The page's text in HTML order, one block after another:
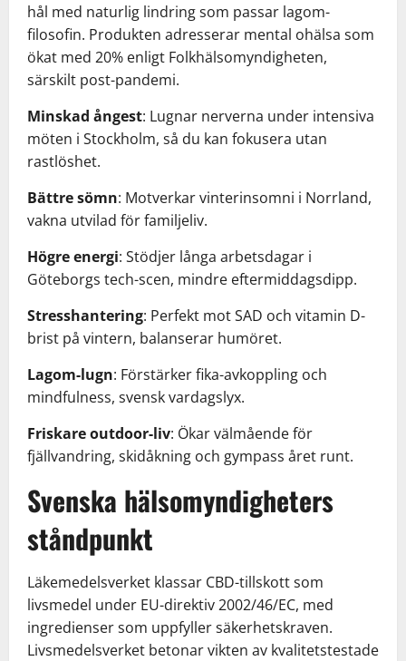
hål med naturlig lindring som passar lagom-
filosofin. Produkten adresserar mental ohälsa som
ökat med 20% enligt Folkhälsomyndigheten,
särskilt post-pandemi.
Minskad ångest: Lugnar nerverna under intensiva
möten i Stockholm, så du kan fokusera utan
rastlöshet.
Bättre sömn: Motverkar vinterinsomni i Norrland,
vakna utvilad för familjeliv.
Högre energi: Stödjer långa arbetsdagar i
Göteborgs tech-scen, mindre eftermiddagsdipp.
Stresshantering: Perfekt mot SAD och vitamin D-
brist på vintern, balanserar humöret.
Lagom-lugn: Förstärker fika-avkoppling och
mindfulness, svensk vardagslyx.
Friskare outdoor-liv: Ökar välmående för
fjällvandring, skidåkning och gympass året runt.
Svenska hälsomyndigheters
ståndpunkt
Läkemedelsverket klassar CBD-tillskott som
livsmedel under EU-direktiv 2002/46/EC, med
ingredienser som uppfyller säkerhetskraven.
Livsmedelsverket betonar vikten av kvalitetstestade